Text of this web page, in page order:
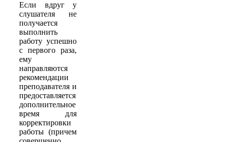
Если вдруг у
слушателя не
получается
выполнить
работу успешно
с первого раза,
ему
направляются
рекомендации
преподавателя и
предоставляется
дополнительное
время для
корректировки
работы (причем